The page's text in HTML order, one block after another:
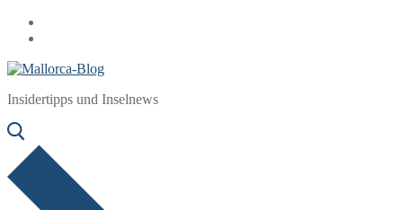
Zum
Inhalt
Menü
Schließen
Insidertipps und Inselnews